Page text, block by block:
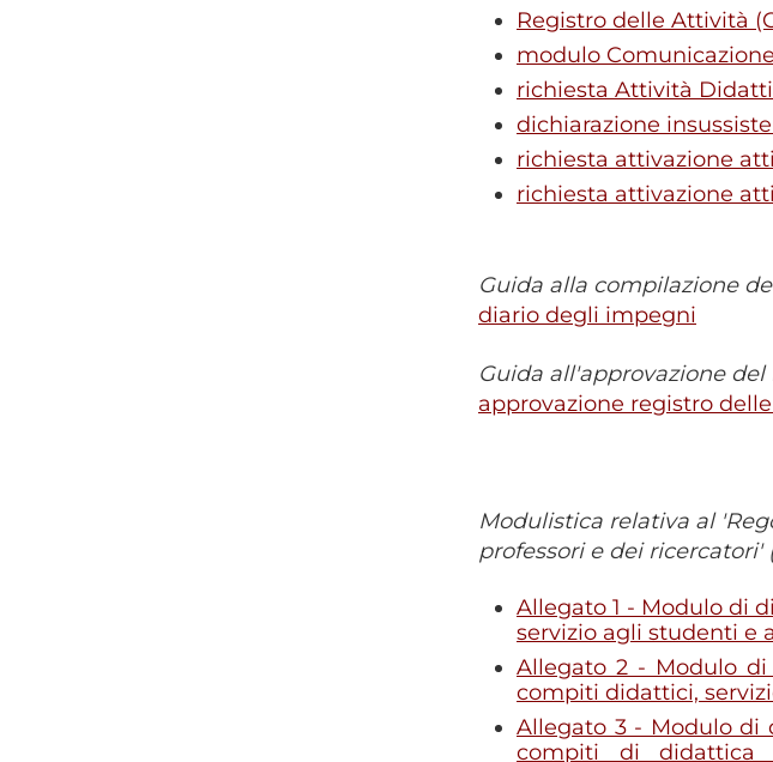
Registro delle Attività
modulo Comunicazione
richiesta Attività
dichiarazione
richiesta attivazione
richiesta attivazione
Guida alla compilazione
diario degli impegni
Guida all'approvazione
approvazione registro
Modulistica relativa al
professori e dei ricercatori'
Allegato 1 - Modulo di
servizio agli studenti e
Allegato 2 - Modulo
compiti didattici,
Allegato 3 - Modulo di
compiti di didattica